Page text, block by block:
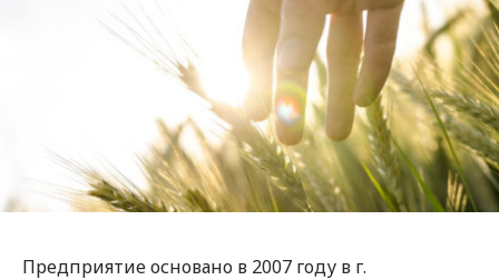
Предприятие основано в 2007 году в г.